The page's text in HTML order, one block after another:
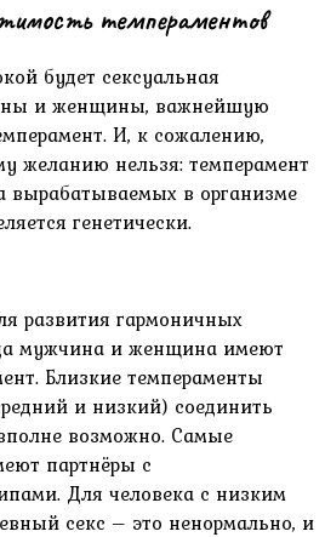
темпераментов
будет сексуальная
и женщины, важнейшую
И, к сожалению,
желанию нельзя: темперамент
вырабатываемых в организме
генетически.
развития гармоничных
мужчина и женщина имеют
Близкие темпераменты
и низкий) соединить
возможно. Самые
партнёры с
Для человека с низким
секс – это ненормально, и